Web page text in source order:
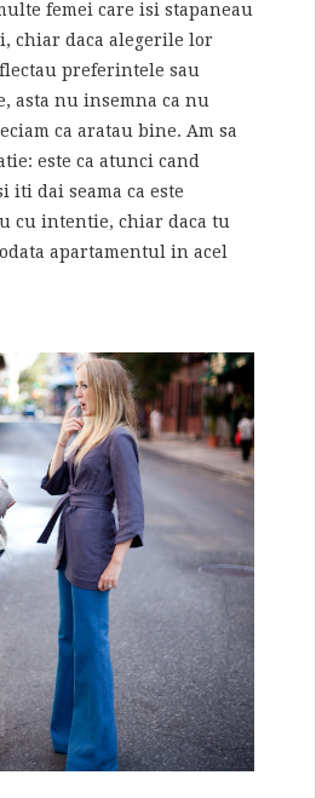
femei care isi stapaneau
chiar daca alegerile lor
preferintele sau
asta nu insemna ca nu
ca aratau bine. Am sa
este ca atunci cand
iti dai seama ca este
cu intentie, chiar daca tu
apartamentul in acel